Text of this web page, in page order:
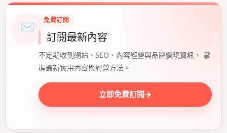
✉ 免費訂閱
訂閱最新內容
不定期收到網站、SEO、內容經營與品牌變現資訊， 掌
握最新實用內容與經營方法。
立即免費訂閱→